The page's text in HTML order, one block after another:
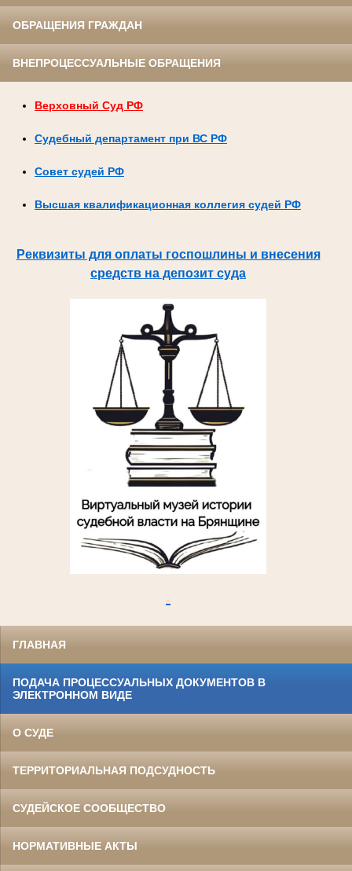
ОБРАЩЕНИЯ ГРАЖДАН
ВНЕПРОЦЕССУАЛЬНЫЕ ОБРАЩЕНИЯ
Верховный Суд РФ
Судебный департамент при ВС РФ
Совет судей РФ
Высшая квалификационная коллегия судей РФ
Реквизиты для оплаты госпошлины и внесения
средств на депозит суда
.
ГЛАВНАЯ
ПОДАЧА ПРОЦЕССУАЛЬНЫХ ДОКУМЕНТОВ В
ЭЛЕКТРОННОМ ВИДЕ
О СУДЕ
ТЕРРИТОРИАЛЬНАЯ ПОДСУДНОСТЬ
СУДЕЙСКОЕ СООБЩЕСТВО
НОРМАТИВНЫЕ АКТЫ